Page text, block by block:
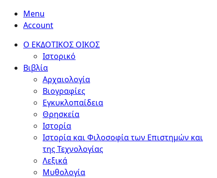
Menu
Account
Ο ΕΚΔΟΤΙΚΟΣ ΟΙΚΟΣ
Ιστορικό
Βιβλία
Αρχαιολογία
Βιογραφίες
Εγκυκλοπαίδεια
Θρησκεία
Ιστορία
Ιστορία και Φιλοσοφία των Επιστημών και
της Τεχνολογίας
Λεξικά
Μυθολογία